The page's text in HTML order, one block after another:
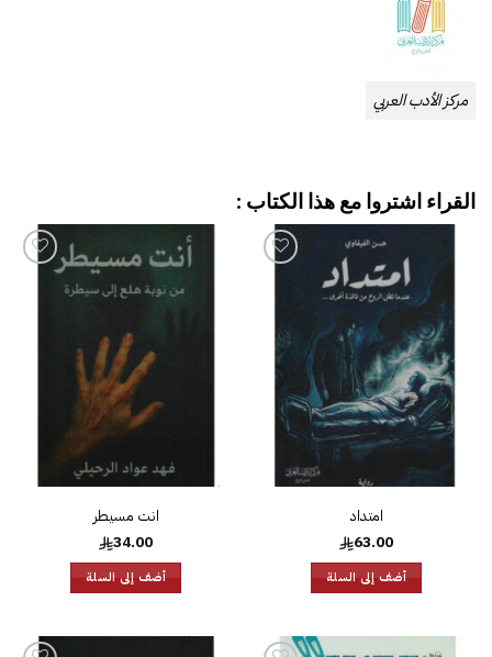
مركز الأدب العربي
القراء اشتروا مع هذا الكتاب :
امتداد
63.00
أضف إلى السلة
انت مسيطر
34.00
أضف إلى السلة